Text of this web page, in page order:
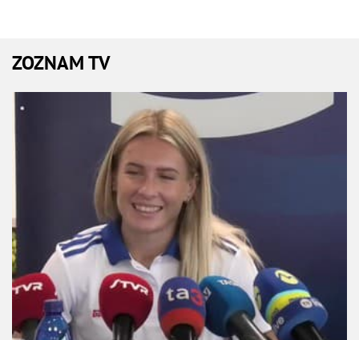
ZOZNAM TV